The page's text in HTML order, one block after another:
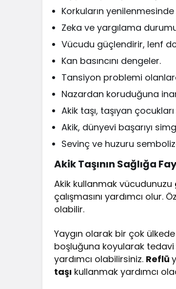
Korkuların
Zeka ve yargılama
Vücudu güçlendirir, lenf
Kan basıncını dengeler.
Tansiyon problemi
Nazardan koruduğuna
Akik taşı, taşıyan
Akik, dünyevi başarıyı
Sevinç ve huzuru
Akik Taşının Sağlığa
Akik kullanmak vücudunuzu
çalışmasını yardımcı olur.
olabilir.
Yaygın olarak bir çok
boşluğuna koyularak tedavi
yardımcı olabilirsiniz. Reflü
taşı kullanmak yardımcı